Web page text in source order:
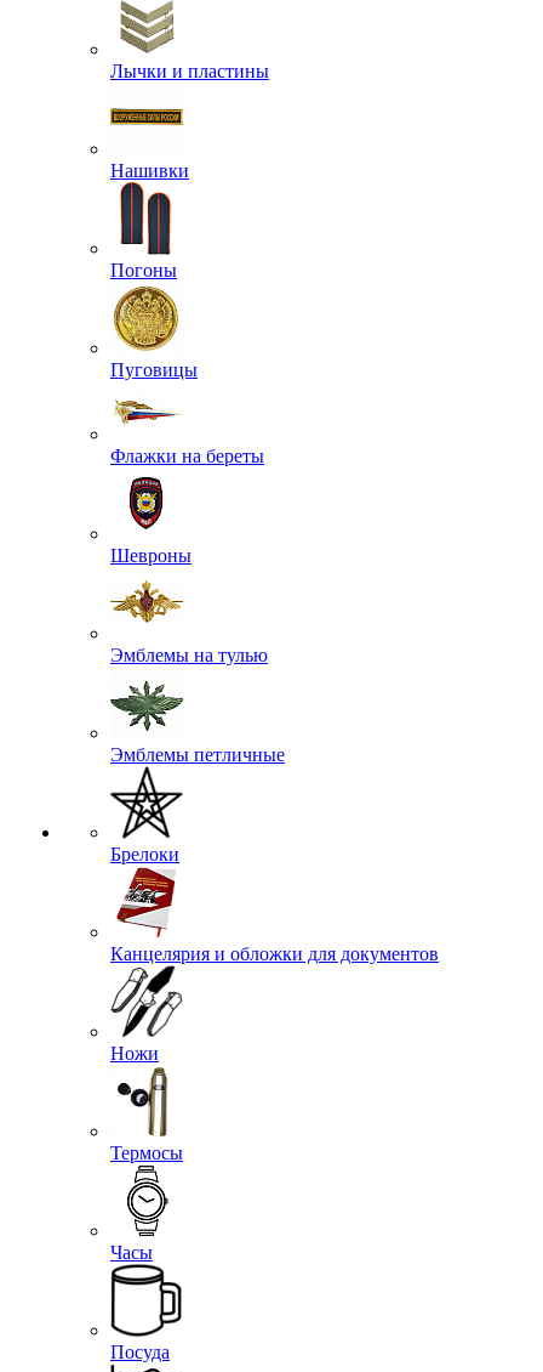
Лычки и пластины
Нашивки
Погоны
Пуговицы
Флажки на береты
Шевроны
Эмблемы на тулью
Эмблемы петличные
Брелоки
Канцелярия и обложки для документов
Ножи
Термосы
Часы
Посуда